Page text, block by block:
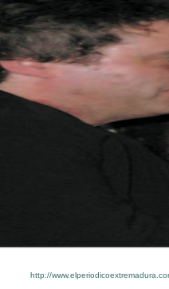
http://